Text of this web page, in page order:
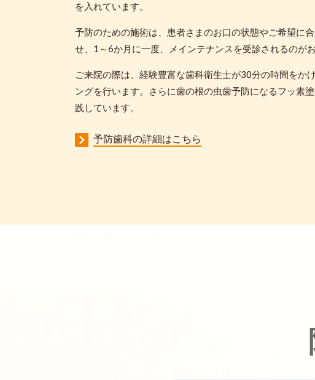
を入れています。
予防のための施術は、患者さまのお口の状態やご希望に
せ、1～6か月に一度、メインテナンスを受診されるのがお
ご来院の際は、経験豊富な歯科衛生士が30分の時間をか
ングを行います。さらに歯の根の虫歯予防になるフッ素
践しています。
予防歯科の詳細はこちら